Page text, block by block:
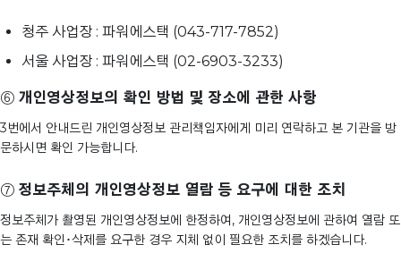
청주 사업장 : 파워에스택 (043-717-7852)
서울 사업장 : 파워에스택 (02-6903-3233)
⑥ 개인영상정보의 확인 방법 및 장소에 관한 사항
3번에서 안내드린 개인영상정보 관리책임자에게 미리 연락하고 본 기관을 방
문하시면 확인 가능합니다.
⑦ 정보주체의 개인영상정보 열람 등 요구에 대한 조치
정보주체가 촬영된 개인영상정보에 한정하여, 개인영상정보에 관하여 열람 또
는 존재 확인･삭제를 요구한 경우 지체 없이 필요한 조치를 하겠습니다.